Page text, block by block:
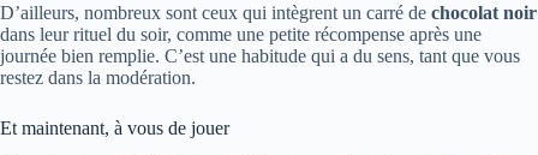
D’ailleurs, nombreux sont ceux qui intègrent un carré de chocolat noir
dans leur rituel du soir, comme une petite récompense après une
journée bien remplie. C’est une habitude qui a du sens, tant que vous
restez dans la modération.
Et maintenant, à vous de jouer